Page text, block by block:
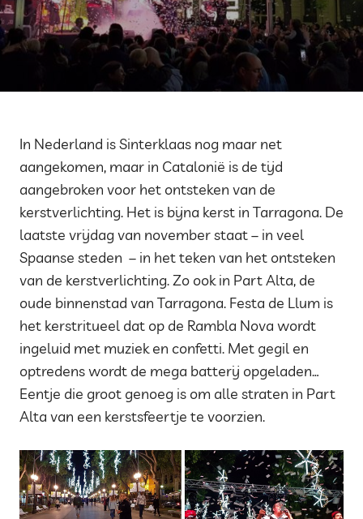
In Nederland is Sinterklaas nog maar net
aangekomen, maar in Catalonië is de tijd
aangebroken voor het ontsteken van de
kerstverlichting. Het is bijna kerst in Tarragona. De
laatste vrijdag van november staat – in veel
Spaanse steden – in het teken van het ontsteken
van de kerstverlichting. Zo ook in Part Alta, de
oude binnenstad van Tarragona. Festa de Llum is
het kerstritueel dat op de Rambla Nova wordt
ingeluid met muziek en confetti. Met gegil en
optredens wordt de mega batterij opgeladen…
Eentje die groot genoeg is om alle straten in Part
Alta van een kerstsfeertje te voorzien.